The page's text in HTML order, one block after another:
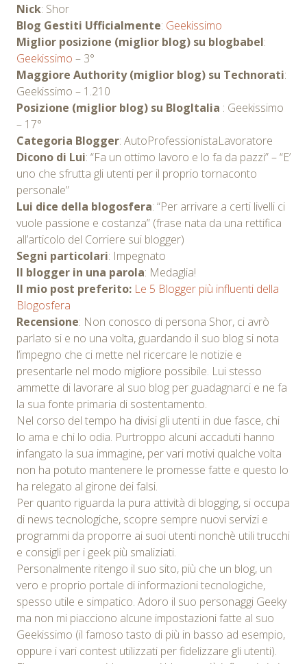
Nick: Shor
Blog Gestiti Ufficialmente: Geekissimo
Miglior posizione (miglior blog) su blogbabel:
Geekissimo – 3°
Maggiore Authority (miglior blog) su Technorati:
Geekissimo – 1.210
Posizione (miglior blog) su BlogItalia : Geekissimo
– 17°
Categoria Blogger: AutoProfessionistaLavoratore
Dicono di Lui: “Fa un ottimo lavoro e lo fa da pazzi” – “E’
uno che sfrutta gli utenti per il proprio tornaconto
personale”
Lui dice della blogosfera: “Per arrivare a certi livelli ci
vuole passione e costanza” (frase nata da una rettifica
all’articolo del Corriere sui blogger)
Segni particolari: Impegnato
Il blogger in una parola: Medaglia!
Il mio post preferito: Le 5 Blogger più influenti della
Blogosfera
Recensione: Non conosco di persona Shor, ci avrò
parlato si e no una volta, guardando il suo blog si nota
l’impegno che ci mette nel ricercare le notizie e
presentarle nel modo migliore possibile. Lui stesso
ammette di lavorare al suo blog per guadagnarci e ne fa
la sua fonte primaria di sostentamento.
Nel corso del tempo ha divisi gli utenti in due fasce, chi
lo ama e chi lo odia. Purtroppo alcuni accaduti hanno
infangato la sua immagine, per vari motivi qualche volta
non ha potuto mantenere le promesse fatte e questo lo
ha relegato al girone dei falsi.
Per quanto riguarda la pura attività di blogging, si occupa
di news tecnologiche, scopre sempre nuovi servizi e
programmi da proporre ai suoi utenti nonchè utili trucchi
e consigli per i geek più smaliziati.
Personalmente ritengo il suo sito, più che un blog, un
vero e proprio portale di informazioni tecnologiche,
spesso utile e simpatico. Adoro il suo personaggi Geeky
ma non mi piacciono alcune impostazioni fatte al suo
Geekissimo (il famoso tasto di più in basso ad esempio,
oppure i vari contest utilizzati per fidelizzare gli utenti).